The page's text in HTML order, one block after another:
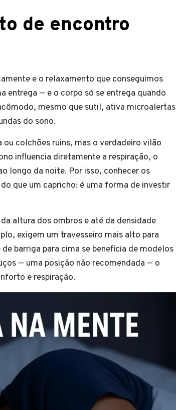
de encontro
e o relaxamento que conseguimos
entrega — e o corpo só se entrega quando
mesmo que sutil, ativa microalertas
do sono.
colchões ruins, mas o verdadeiro vilão
influencia diretamente a respiração, o
longo da noite. Por isso, conhecer os
que um capricho: é uma forma de investir
altura dos ombros e até da densidade
exigem um travesseiro mais alto para
barriga para cima se beneficia de modelos
— uma posição não recomendada — o
e respiração.